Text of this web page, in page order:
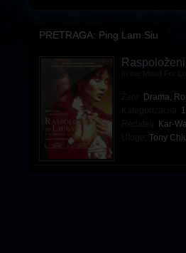
PRETRAGA: Ping Lam Siu
Drama,
Kar-
Tony